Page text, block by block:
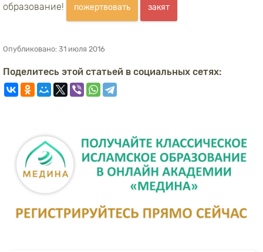
образование!
пожертвовать закят
Опубликовано: 31 июля 2016
Поделитесь этой статьей в социальных сетях: